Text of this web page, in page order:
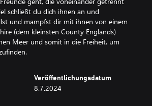
schließt du dich ihnen an und
und mampfst dir mit ihnen von einem
(dem kleinsten County Englands)
Meer und somit in die Freiheit, um
Veröffentlichungsdatum
8.7.2024